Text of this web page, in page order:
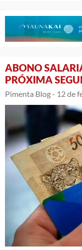
ABONO
PRÓXIMA
Pimenta Blog - 12 de